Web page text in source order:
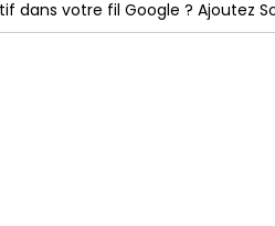
dans votre fil Google ? Ajoutez